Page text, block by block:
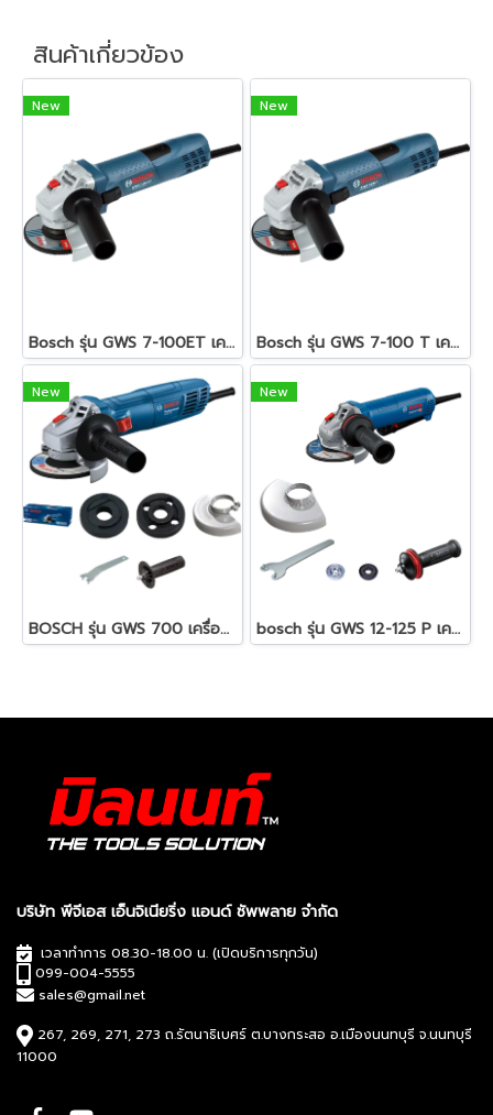
สินค้าเกี่ยวข้อง
New
Bosch รุ่น GWS 7-100ET เครื่องเจียร์ 4 นิ้ว 720 วัตต์ 9,300 รอบ/นาที ปรับรอบได้ (06013885K0)
New
Bosch รุ่น GWS 7-100 T เครื่องเจียรไฟฟ้า 4 นิ้ว 720 วัตต์ ( 06013886K0 )
New
BOSCH รุ่น GWS 700 เครื่องเจียรไฟฟ้า ( 06013A31K0 )
New
bosch รุ่น GWS 12-125 P เครื่องเจียรไฟฟ้า (06013A6220)
บริษัท พีจีเอส เอ็นจิเนียริ่ง แอนด์ ซัพพลาย จำกัด
เวลาทำการ 08.30-18.00 น. (เปิดบริการทุกวัน)
099-004-5555
sales@gmail.net
267, 269, 271, 273 ถ.รัตนาธิเบศร์ ต.บางกระสอ อ.เมืองนนทบุรี จ.นนทบุรี
11000